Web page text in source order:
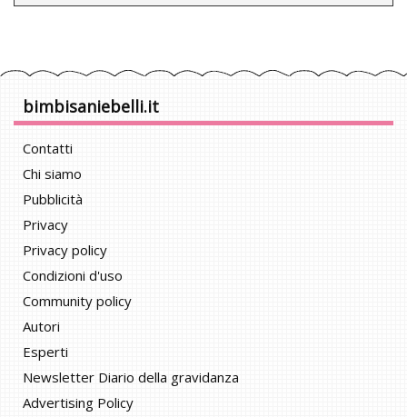
bimbisaniebelli.it
Contatti
Chi siamo
Pubblicità
Privacy
Privacy policy
Condizioni d'uso
Community policy
Autori
Esperti
Newsletter Diario della gravidanza
Advertising Policy